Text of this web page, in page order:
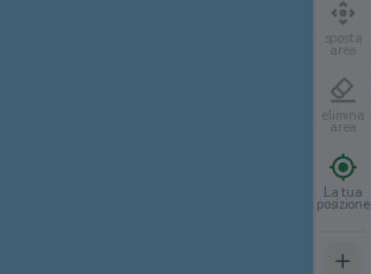
sposta
area
elimina
area
La tua
posizione
+